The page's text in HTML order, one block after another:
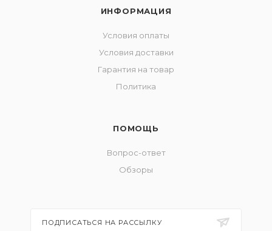
ИНФОРМАЦИЯ
Условия оплаты
Условия доставки
Гарантия на товар
Политика
ПОМОЩЬ
Вопрос-ответ
Обзоры
ПОДПИСАТЬСЯ НА РАССЫЛКУ